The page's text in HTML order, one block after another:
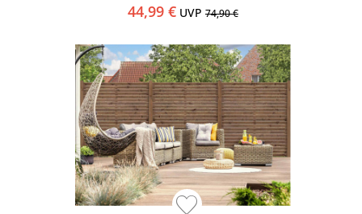
44,99 € UVP 74,90 €